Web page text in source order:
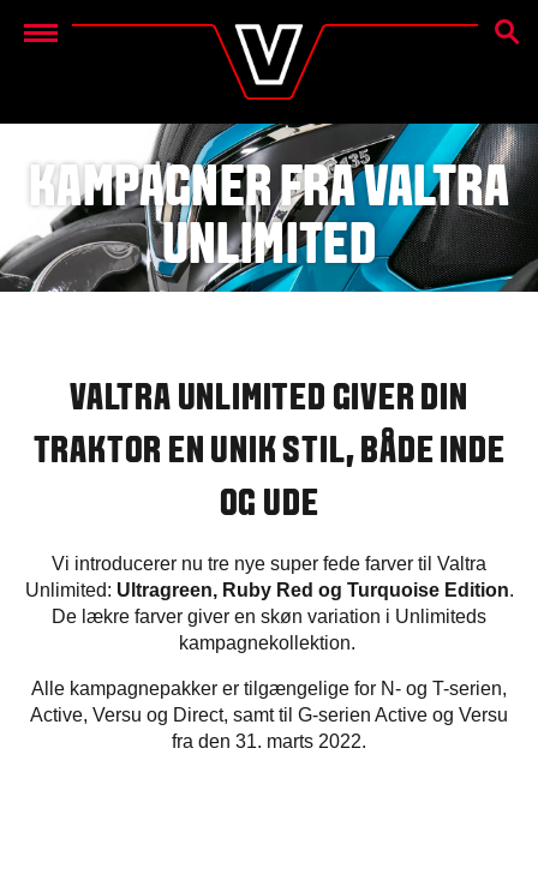
Menu
SØG
KAMPAGNER FRA VALTRA
UNLIMITED
VALTRA UNLIMITED GIVER DIN
TRAKTOR EN UNIK STIL, BÅDE INDE
OG UDE
Vi introducerer nu tre nye super fede farver til Valtra
Unlimited: Ultragreen, Ruby Red og Turquoise Edition.
De lækre farver giver en skøn variation i Unlimiteds
kampagnekollektion.
Alle kampagnepakker er tilgængelige for N- og T-serien,
Active, Versu og Direct, samt til G-serien Active og Versu
fra den 31. marts 2022.